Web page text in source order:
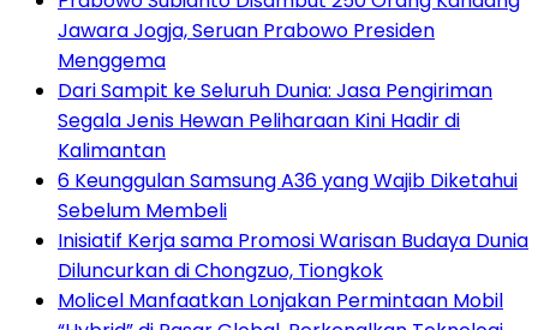
Jawara Jogja, Seruan Prabowo Presiden
Menggema
Dari Sampit ke Seluruh Dunia: Jasa Pengiriman
Segala Jenis Hewan Peliharaan Kini Hadir di
Kalimantan
6 Keunggulan Samsung A36 yang Wajib Diketahui
Sebelum Membeli
Inisiatif Kerja sama Promosi Warisan Budaya Dunia
Diluncurkan di Chongzuo, Tiongkok
Molicel Manfaatkan Lonjakan Permintaan Mobil